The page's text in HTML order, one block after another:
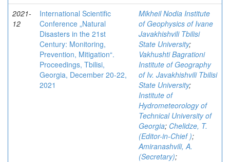
2021-
12
International Scientific
Conference „Natural
Disasters in the 21st
Century: Monitoring,
Prevention, Mitigation“.
Proceedings, Tbilisi,
Georgia, December 20-22,
2021
Mikheil Nodia Institute
of Geophysics of Ivane
Javakhishvili Tbilisi
State University;
Vakhushti Bagrationi
Institute of Geography
of Iv. Javakhishvili Tbilisi
State University;
Institute of
Hydrometeorology of
Technical University of
Georgia; Chelidze, T.
(Editor-in-Chief );
Amiranashvili, A.
(Secretary);